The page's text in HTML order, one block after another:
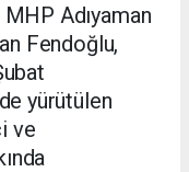
Adıyaman
Fendoğlu,
yürütülen
ve